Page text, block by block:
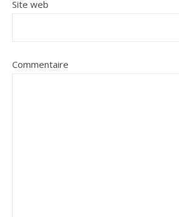
Site web
Commentaire